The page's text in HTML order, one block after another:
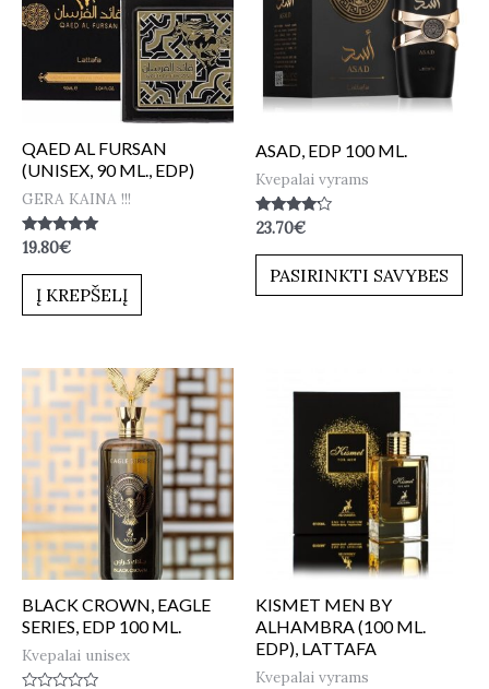
QAED AL FURSAN
(UNISEX, 90 ML., EDP)
GERA KAINA !!!
Įvertinimas:
iš 5
19.80€
Į KREPŠELĮ
ASAD, EDP 100 ML.
Kvepalai vyrams
Įvertinimas:
iš 5
23.70€
PASIRINKTI SAVYBES
BLACK CROWN, EAGLE
SERIES, EDP 100 ML.
Kvepalai unisex
KISMET MEN BY
ALHAMBRA (100 ML.
EDP), LATTAFA
Kvepalai vyrams